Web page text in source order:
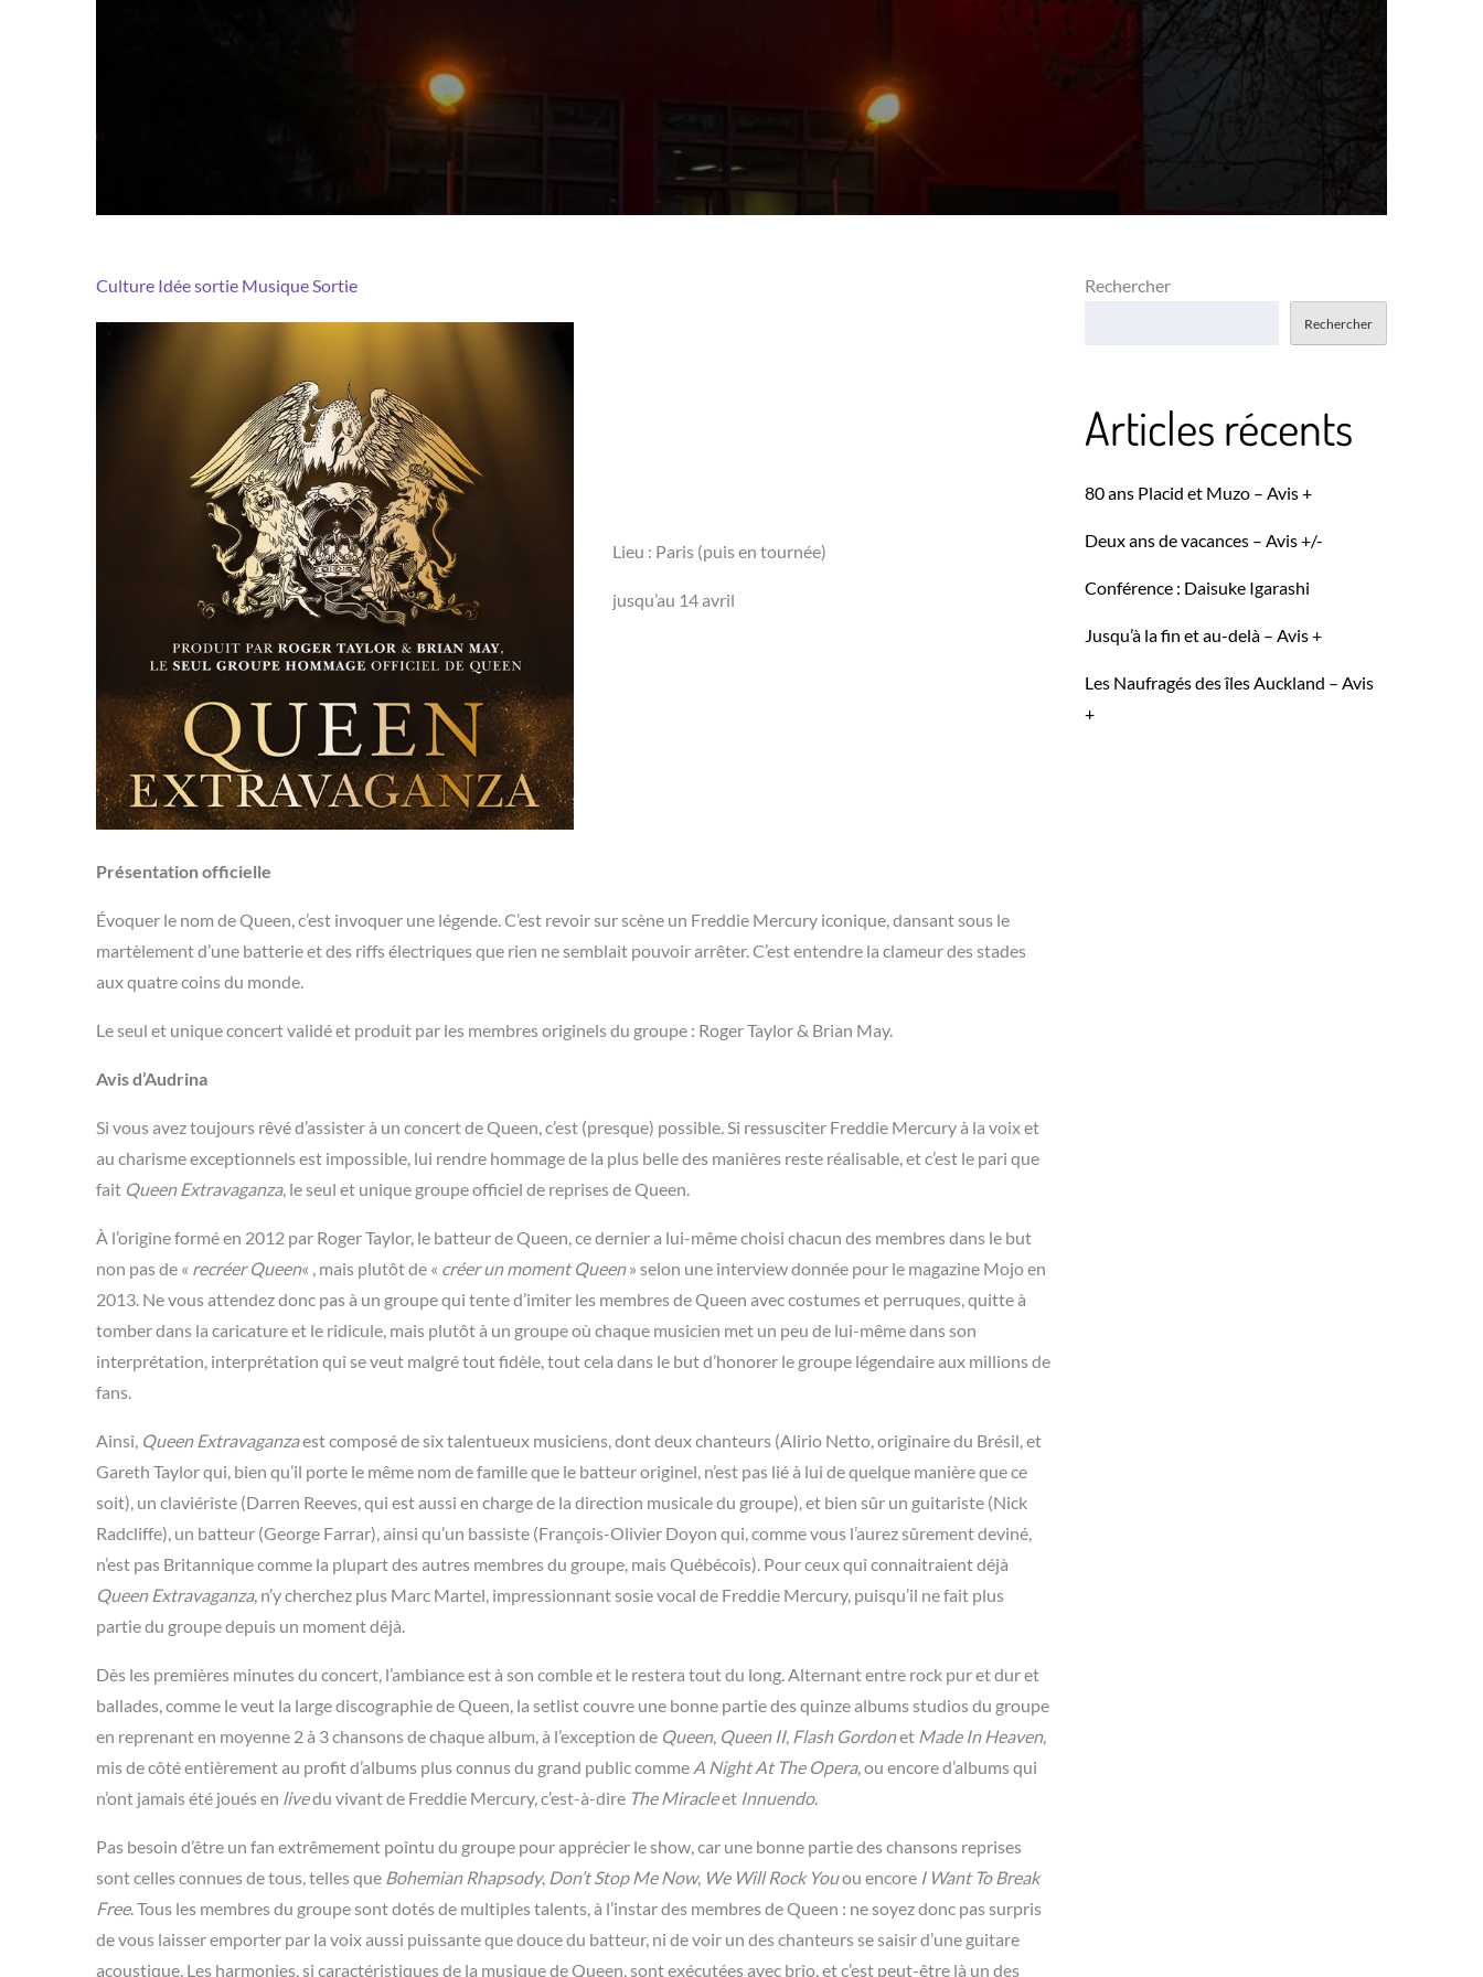
Culture Idée sortie MusiqueSortie
Lieu : Paris (puis en tournée)
jusqu’au 14 avril
Présentation officielle
Évoquer le nom de Queen, c’est invoquer une légende. C’est revoir sur scène un Freddie Mercury iconique, dansant sous le
martèlement d’une batterie et des riffs électriques que rien ne semblait pouvoir arrêter. C’est entendre la clameur des stades
aux quatre coins du monde.
Le seul et unique concert validé et produit par les membres originels du groupe : Roger Taylor & Brian May.
Avis d’Audrina
Si vous avez toujours rêvé d’assister à un concert de Queen, c’est (presque) possible. Si ressusciter Freddie Mercury à la voix et
au charisme exceptionnels est impossible, lui rendre hommage de la plus belle des manières reste réalisable, et c’est le pari que
fait Queen Extravaganza, le seul et unique groupe officiel de reprises de Queen.
À l’origine formé en 2012 par Roger Taylor, le batteur de Queen, ce dernier a lui-même choisi chacun des membres dans le but
non pas de « recréer Queen« , mais plutôt de « créer un moment Queen» selon une interview donnée pour le magazine Mojo en
2013. Ne vous attendez donc pas à un groupe qui tente d’imiter les membres de Queen avec costumes et perruques, quitte à
tomber dans la caricature et le ridicule, mais plutôt à un groupe où chaque musicien met un peu de lui-même dans son
interprétation, interprétation qui se veut malgré tout fidèle, tout cela dans le but d’honorer le groupe légendaire aux millions de
fans.
Ainsi, Queen Extravaganzaest composé de six talentueux musiciens, dont deux chanteurs (Alirio Netto, originaire du Brésil, et
Gareth Taylor qui, bien qu’il porte le même nom de famille que le batteur originel, n’est pas lié à lui de quelque manière que ce
soit), un claviériste (Darren Reeves, qui est aussi en charge de la direction musicale du groupe), et bien sûr un guitariste (Nick
Radcliffe), un batteur (George Farrar), ainsi qu’un bassiste (François-Olivier Doyon qui, comme vous l’aurez sûrement deviné,
n’est pas Britannique comme la plupart des autres membres du groupe, mais Québécois). Pour ceux qui connaitraient déjà
Queen Extravaganza, n’y cherchez plus Marc Martel, impressionnant sosie vocal de Freddie Mercury, puisqu’il ne fait plus
partie du groupe depuis un moment déjà.
Dès les premières minutes du concert, l’ambiance est à son comble et le restera tout du long. Alternant entre rock pur et dur et
ballades, comme le veut la large discographie de Queen, la setlist couvre une bonne partie des quinze albums studios du groupe
en reprenant en moyenne 2 à 3 chansons de chaque album, à l’exception de Queen, Queen II, Flash Gordonet Made In Heaven,
mis de côté entièrement au profit d’albums plus connus du grand public comme A Night At The Opera, ou encore d’albums qui
n’ont jamais été joués en livedu vivant de Freddie Mercury, c’est-à-dire The Miracleet Innuendo.
Pas besoin d’être un fan extrêmement pointu du groupe pour apprécier le show, car une bonne partie des chansons reprises
sont celles connues de tous, telles que Bohemian Rhapsody, Don’t Stop Me Now, We Will Rock Youou encore I Want To Break
Free. Tous les membres du groupe sont dotés de multiples talents, à l’instar des membres de Queen : ne soyez donc pas surpris
de vous laisser emporter par la voix aussi puissante que douce du batteur, ni de voir un des chanteurs se saisir d’une guitare
acoustique. Les harmonies, si caractéristiques de la musique de Queen, sont exécutées avec brio, et c’est peut-être là un des
Rechercher
Rechercher
Articles récents
80 ans Placid et Muzo – Avis +
Deux ans de vacances – Avis +/-
Conférence : Daisuke Igarashi
Jusqu’à la fin et au-delà – Avis +
Les Naufragés des îles Auckland – Avis
+